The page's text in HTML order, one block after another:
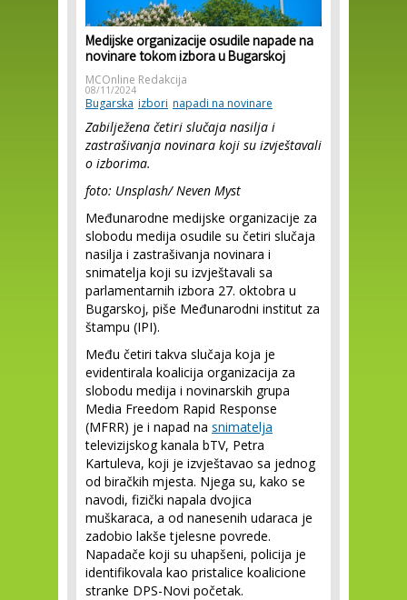
Medijske organizacije osudile napade na
novinare tokom izbora u Bugarskoj
MCOnline Redakcija
08/11/2024
Bugarska izbori napadi na novinare
Zabilježena četiri slučaja nasilja i
zastrašivanja novinara koji su izvještavali
o izborima.
foto: Unsplash/ Neven Myst
Međunarodne medijske organizacije za
slobodu medija osudile su četiri slučaja
nasilja i zastrašivanja novinara i
snimatelja koji su izvještavali sa
parlamentarnih izbora 27. oktobra u
Bugarskoj, piše Međunarodni institut za
štampu (IPI).
Među četiri takva slučaja koja je
evidentirala koalicija organizacija za
slobodu medija i novinarskih grupa
Media Freedom Rapid Response
(MFRR) je i napad na snimatelja
televizijskog kanala bTV, Petra
Kartuleva, koji je izvještavao sa jednog
od biračkih mjesta. Njega su, kako se
navodi, fizički napala dvojica
muškaraca, a od nanesenih udaraca je
zadobio lakše tjelesne povrede.
Napadače koji su uhapšeni, policija je
identifikovala kao pristalice koalicione
stranke DPS-Novi početak.